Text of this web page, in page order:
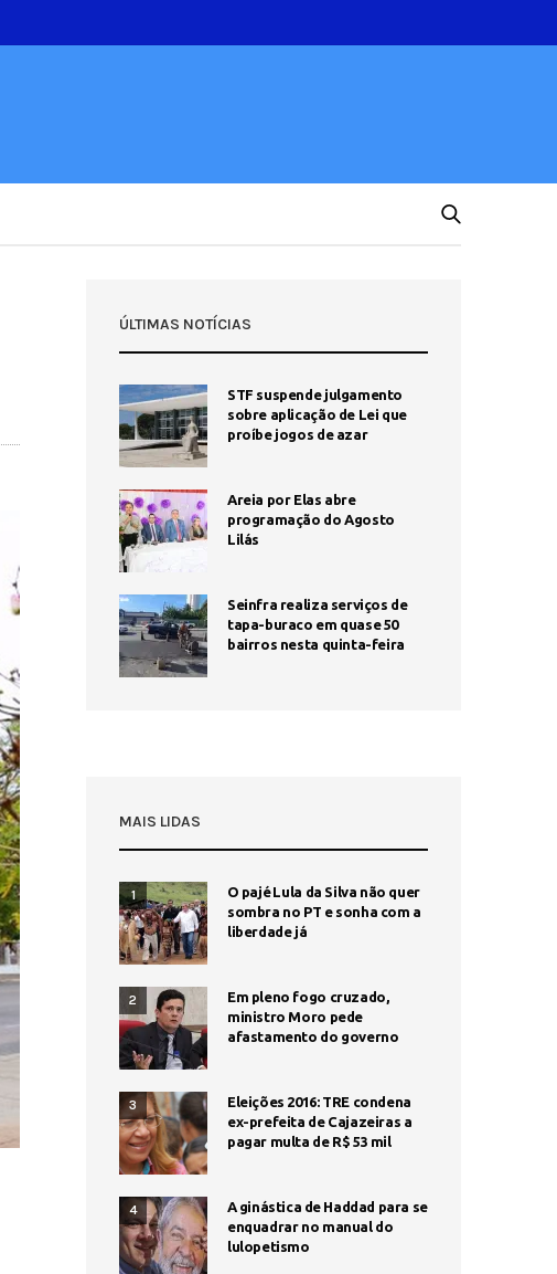
ÚLTIMAS NOTÍCIAS
STF suspende julgamento
sobre aplicação de Lei que
proíbe jogos de azar
Areia por Elas abre
programação do Agosto
Lilás
Seinfra realiza serviços de
tapa-buraco em quase 50
bairros nesta quinta-feira
MAIS LIDAS
1
O pajé Lula da Silva não quer
sombra no PT e sonha com a
liberdade já
2
Em pleno fogo cruzado,
ministro Moro pede
afastamento do governo
3
Eleições 2016: TRE condena
ex-prefeita de Cajazeiras a
pagar multa de R$ 53 mil
4
A ginástica de Haddad para se
enquadrar no manual do
lulopetismo